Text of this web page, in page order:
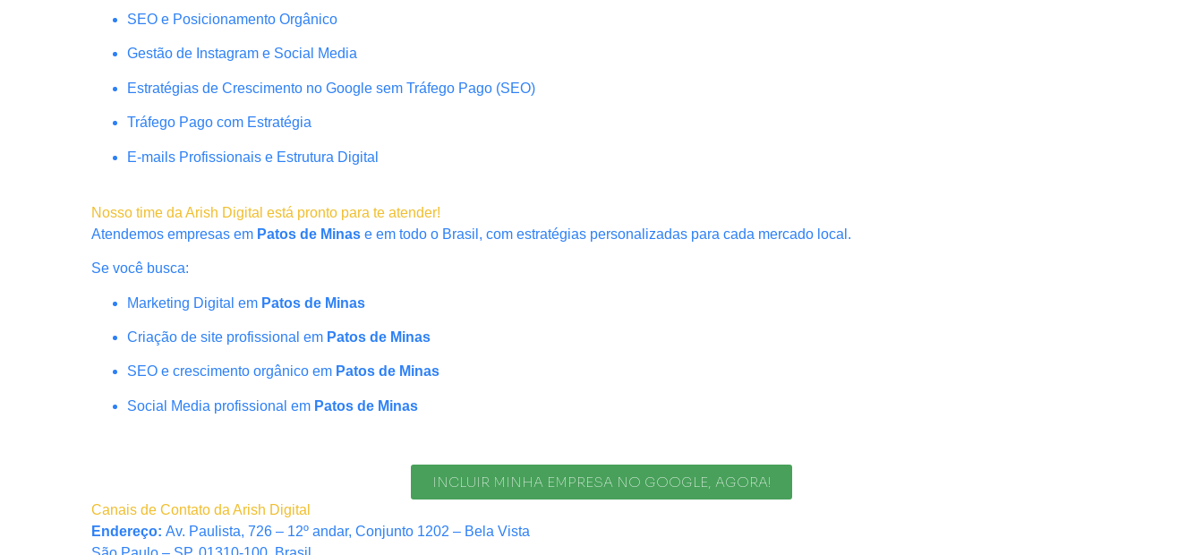
SEO e Posicionamento Orgânico
Gestão de Instagram e Social Media
Estratégias de Crescimento no Google sem Tráfego Pago (SEO)
Tráfego Pago com Estratégia
E-mails Profissionais e Estrutura Digital
Nosso time da Arish Digital está pronto para te atender!
Atendemos empresas em Patos de Minas e em todo o Brasil, com estratégias personalizadas para cada mercado local.
Se você busca:
Marketing Digital em Patos de Minas
Criação de site profissional em Patos de Minas
SEO e crescimento orgânico em Patos de Minas
Social Media profissional em Patos de Minas
INCLUIR MINHA EMPRESA NO GOOGLE, AGORA!
Canais de Contato da Arish Digital
Endereço: Av. Paulista, 726 – 12º andar, Conjunto 1202 – Bela Vista